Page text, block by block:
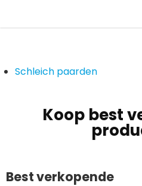
Schleich paarden
Koop best
Best verkopende